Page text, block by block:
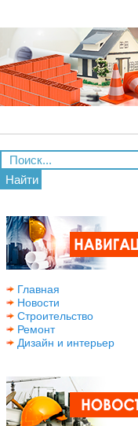
Найти
Главная
Новости
Строительство
Ремонт
Дизайн и интерьер